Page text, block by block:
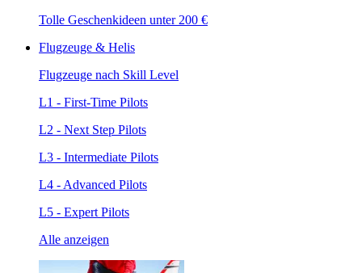
Tolle Geschenkideen unter 200 €
Flugzeuge & Helis
Flugzeuge nach Skill Level
L1 - First-Time Pilots
L2 - Next Step Pilots
L3 - Intermediate Pilots
L4 - Advanced Pilots
L5 - Expert Pilots
Alle anzeigen